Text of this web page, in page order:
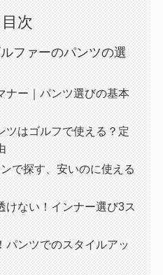
目次
ファーのパンツの選
ナー｜パンツ選びの基本
ツはゴルフで使える？定
で探す、安いのに使える
けない！インナー選び3ス
パンツでのスタイルアッ